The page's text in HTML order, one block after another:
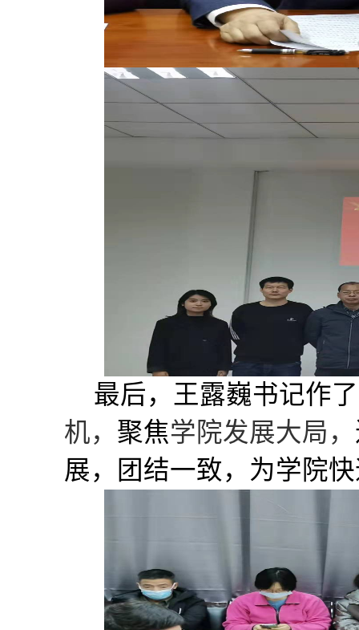
最后， 王露巍书记作
机， 聚焦学院发展大局，
展，团结一致，为学院